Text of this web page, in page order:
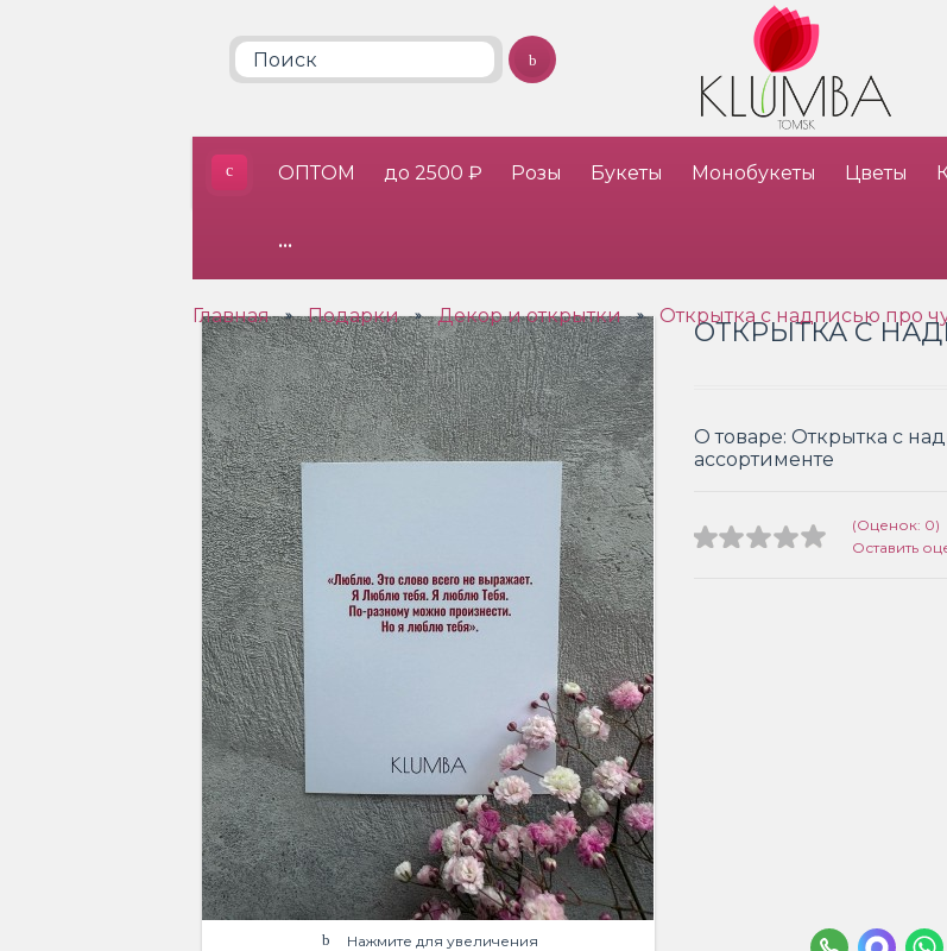
ОПТОМ до 2500 ₽ Розы Букеты Монобукеты Цветы
•••
Главная » Подарки » Декор и открытки » Открытка с надписью про
Нажмите для увеличения
ОТКРЫТКА С
О товаре: Открытка с
ассортименте
(Оценок: 0)
Оставить